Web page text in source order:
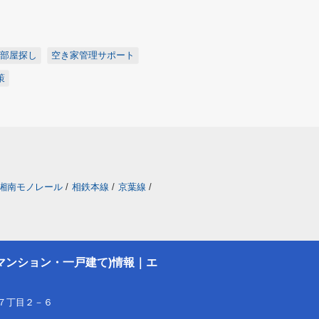
屋探し 空き家管理サポート
南モノレール / 相鉄本線 / 京葉線 /
ンション・一戸建て)情報｜エ
丁目２－６